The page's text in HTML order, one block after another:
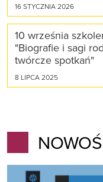
16 STYCZNIA 2026
10 września
"Biografie i sagi
twórcze spotkań"
8 LIPCA 2025